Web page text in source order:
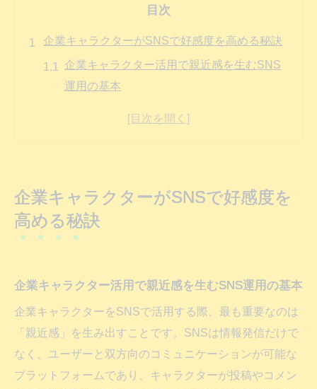
目次
企業キャラクターがSNSで好感度を高める秘訣
企業キャラクター活用で親近感を生むSNS
運用の基本
SNSキャラクター人気の秘訣とブランド好
感度の関係
SNS発キャラクター成功の裏側と活用術
SNS発キャラクターが企業にもたらすブラ
ンド価値の変化
企業キャラクター成功事例に学ぶSNS運用
のポイント
企業キャラクターがSNSで好感度を
高める秘訣
企業キャラクター活用で親近感を生むSNS運用の基本
企業キャラクターをSNSで活用する際、最も重要なのは
「親近感」を生み出すことです。SNSは情報発信だけで
なく、ユーザーと双方向のコミュニケーションが可能な
プラットフォームであり、キャラクターが投稿やコメン